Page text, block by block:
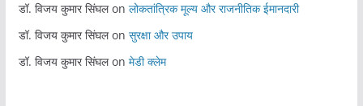
डॉ. विजय कुमार सिंघलon लोकतांत्रिक मूल्य और राजनीतिक ईमानदारी
डॉ. विजय कुमार सिंघलon सुरक्षा और उपाय
डॉ. विजय कुमार सिंघलon मेडी क्लेम